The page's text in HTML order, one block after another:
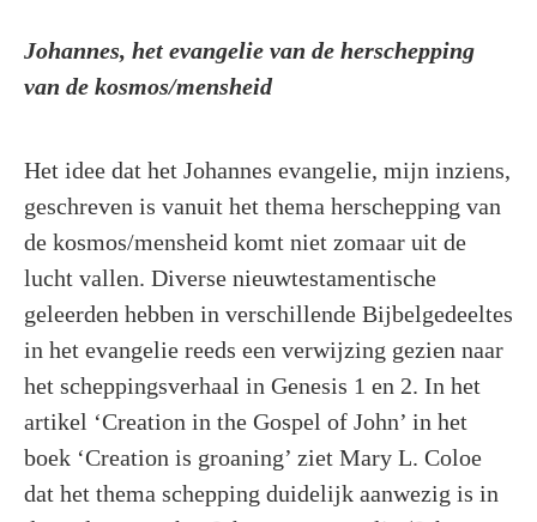
Johannes, het evangelie van de herschepping
van de kosmos/mensheid
Het idee dat het Johannes evangelie, mijn inziens,
geschreven is vanuit het thema herschepping van
de kosmos/mensheid komt niet zomaar uit de
lucht vallen. Diverse nieuwtestamentische
geleerden hebben in verschillende Bijbelgedeeltes
in het evangelie reeds een verwijzing gezien naar
het scheppingsverhaal in Genesis 1 en 2. In het
artikel ‘Creation in the Gospel of John’ in het
boek ‘Creation is groaning’ ziet Mary L. Coloe
dat het thema schepping duidelijk aanwezig is in